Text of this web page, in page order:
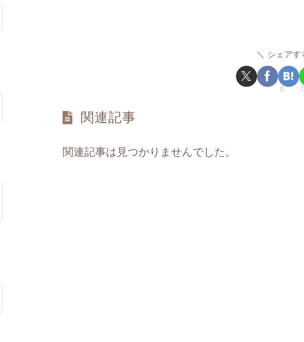
シェアす
0
関連記事
関連記事は見つかりませんでした。